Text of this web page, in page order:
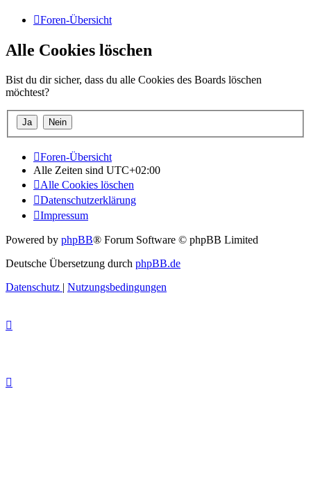
Foren-Übersicht
Alle Cookies löschen
Bist du dir sicher, dass du alle Cookies des Boards löschen
möchtest?
Foren-Übersicht
Alle Zeiten sind UTC+02:00
Alle Cookies löschen
Datenschutzerklärung
Impressum
Powered by phpBB® Forum Software © phpBB Limited
Deutsche Übersetzung durch phpBB.de
Datenschutz | Nutzungsbedingungen